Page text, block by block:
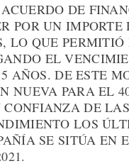
DE
POR UN
LO QUE
EL
DE ESTE
NUEVA PARA EL
DE
LOS
SE SITÚA EN